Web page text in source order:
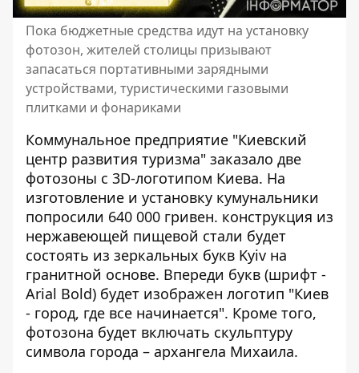
Пока бюджетные средства идут на установку
фотозон, жителей столицы призывают
запасаться портативными зарядными
устройствами, туристическими газовыми
плитками и фонариками
Коммунальное предприятие "Киевский
центр развития туризма" заказало две
фотозоны с 3D-логотипом Киева. На
изготовление и установку кумунальники
попросили 640 000 гривен. конструкция из
нержавеющей пищевой стали будет
состоять из зеркальных букв Kyiv на
гранитной основе. Впереди букв (шрифт -
Arial Bold) будет изображен логотип "Киев
- город, где все начинается". Кроме того,
фотозона будет включать скульптуру
символа города – архангела Михаила.